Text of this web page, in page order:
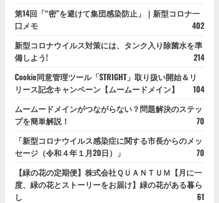
第14回「“密”を避けて集団感染防止」｜新型コロナ一
口メモ
402
新型コロナウイルス対策には、タンク入り除菌水を準
備しよう!
214
Cookie同意管理ツール「STRIGHT」取り扱い開始＆リ
リース記念キャンペーン【ムームードメイン】
104
ムームードメインがつながらない？問題解決のステッ
プを簡単解説！
70
「新型コロナウイルス感染症に関する市長からのメッ
セージ（令和４年１月20日）」
70
【緑の花の定期便】株式会社ＱＵＡＮＴＵＭ【月に一
度、緑の花とストーリーをお届け】緑の花がある暮ら
し
61